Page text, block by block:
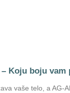
– Koju boju
vaše telo, a AG-